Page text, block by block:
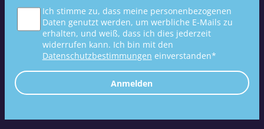
Ich stimme zu, dass meine personenbezogenen
Daten genutzt werden, um werbliche E-Mails zu
erhalten, und weiß, dass ich dies jederzeit
widerrufen kann. Ich bin mit den
Datenschutzbestimmungen einverstanden*
Anmelden